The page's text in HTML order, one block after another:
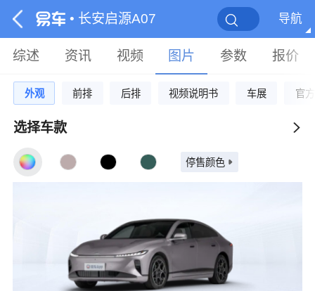
• 长安启源A07 导航
综述 资讯 视频 图片 参数 报价
外观 前排 后排 视频说明书 车展 官方
选择车款
停售颜色